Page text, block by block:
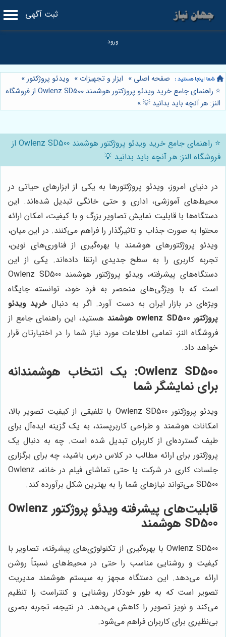
ثبت آگهی
صفحه اصلی » ابزار و تجهیزات » ویدئو پروژکتور»
⭐️ راهنمای جامع خرید ویدئو پروژکتور هوشمند Owlenz SD500 از فروشگاه
النز: هر آنچه باید بدانید 💡»
⭐️ راهنمای جامع خرید ویدئو پروژکتور هوشمند Owlenz SD500 از
فروشگاه النز: هر آنچه باید بدانید 💡
در دنیای امروز، ویدئو پروژکتورها به یکی از ابزارهای حیاتی در
محیط‌های آموزشی، اداری و حتی خانگی تبدیل شده‌اند. این
دستگاه‌ها با قابلیت نمایش تصاویر بزرگ و با کیفیت، امکان ارائه
محتوا به صورت جذاب و تاثیرگذار را فراهم می‌کنند. در این میان،
ویدئو پروژکتورهای هوشمند با بهره‌گیری از فناوری‌های نوین،
تجربه کاربری را به سطح جدیدی ارتقا داده‌اند. یکی از این
دستگاه‌های پیشرفته، ویدئو پروژکتور هوشمند Owlenz SD500
است که با ویژگی‌های منحصر به فرد خود، توانسته جایگاه
ویژه‌ای در بازار ایران به دست آورد. اگر به دنبال خرید ویدئو
پروژکتور owlenz SD500 هوشمند
هستید، این راهنمای جامع از
فروشگاه النز، تمامی اطلاعات مورد نیاز شما را در اختیارتان قرار
خواهد داد.
Owlenz SD500: یک انتخاب هوشمندانه
برای نمایشگر شما
ویدئو پروژکتور Owlenz SD500 با تلفیقی از کیفیت تصویر بالا،
امکانات هوشمند و طراحی کاربرپسند، به یک گزینه ایده‌آل برای
طیف گسترده‌ای از کاربران تبدیل شده است. چه به دنبال یک
پروژکتور برای ارائه مطالب در کلاس درس باشید، چه برای برگزاری
جلسات کاری در شرکت یا حتی تماشای فیلم در خانه، Owlenz
SD500 می‌تواند نیازهای شما را به بهترین شکل برآورده کند.
قابلیت‌های پیشرفته ویدئو پروژکتور Owlenz
SD500 هوشمند
Owlenz SD500 با بهره‌گیری از تکنولوژی‌های پیشرفته، تصاویر با
کیفیت و روشنایی مناسب را حتی در محیط‌های نسبتاً روشن
ارائه می‌دهد. این دستگاه مجهز به سیستم هوشمند مدیریت
تصویر است که به طور خودکار روشنایی و کنتراست را تنظیم
می‌کند و نویز تصویر را کاهش می‌دهد. در نتیجه، تجربه بصری
بی‌نظیری برای کاربران فراهم می‌شود.